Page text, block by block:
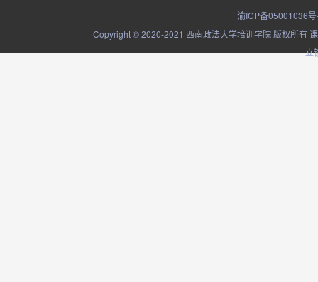
渝ICP备05001036
Copyright © 2020-2021 西南政法大学培训学院 版权所有
立